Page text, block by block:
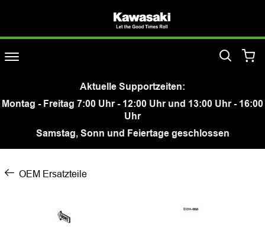
Aktuelle Supportzeiten:
Montag - Freitag 7:00 Uhr - 12:00 Uhr und 13:00 Uhr - 16:00
Uhr
Samstag, Sonn und Feiertage geschlossen
OEM Ersatzteile